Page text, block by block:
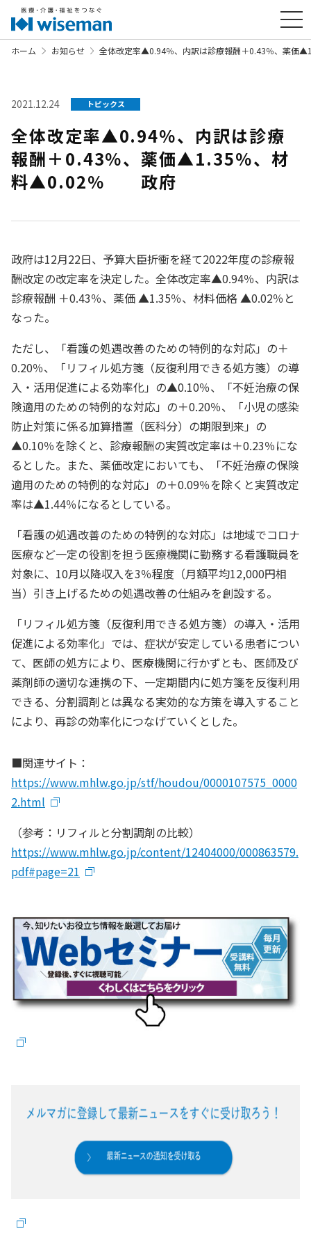
ホーム お知らせ 全体改定率▲0.94％、内訳は診療報酬＋0.43％、薬
2021.12.24 トピックス
全体改定率▲0.94％、内訳は診療
報酬＋0.43％、薬価▲1.35％、材
料▲0.02％ 政府
政府は12月22日、予算大臣折衝を経て2022年度の診療報
酬改定の改定率を決定した。全体改定率▲0.94％、内訳は
診療報酬 ＋0.43％、薬価 ▲1.35％、材料価格 ▲0.02％と
なった。
ただし、「看護の処遇改善のための特例的な対応」の＋
0.20％、「リフィル処方箋（反復利用できる処方箋）の導
入・活用促進による効率化」の▲0.10％、「不妊治療の保
険適用のための特例的な対応」の＋0.20％、「小児の感染
防止対策に係る加算措置（医科分）の期限到来」の
▲0.10％を除くと、診療報酬の実質改定率は＋0.23％にな
るとした。また、薬価改定においても、「不妊治療の保険
適用のための特例的な対応」の＋0.09％を除くと実質改定
率は▲1.44％になるとしている。
「看護の処遇改善のための特例的な対応」は地域でコロナ
医療など一定の役割を担う医療機関に勤務する看護職員を
対象に、10月以降収入を3％程度（月額平均12,000円相
当）引き上げるための処遇改善の仕組みを創設する。
「リフィル処方箋（反復利用できる処方箋）の導入・活用
促進による効率化」では、症状が安定している患者につい
て、医師の処方により、医療機関に行かずとも、医師及び
薬剤師の適切な連携の下、一定期間内に処方箋を反復利用
できる、分割調剤とは異なる実効的な方策を導入すること
により、再診の効率化につなげていくとした。
■関連サイト：
https://www.mhlw.go.jp/stf/houdou/0000107575_0000
2.html
（参考：リフィルと分割調剤の比較）
https://www.mhlw.go.jp/content/12404000/000863579.
pdf#page=21